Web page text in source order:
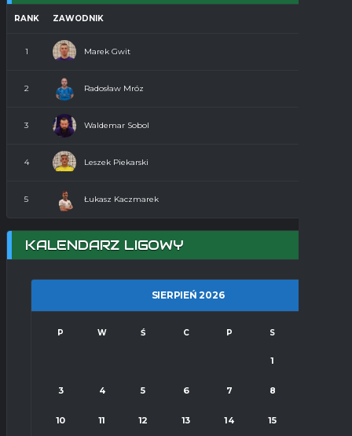
RANK ZAWODNIK
1 Marek Gwit
2 Radosław Mróz
3 Waldemar Sobol
4 Leszek Piekarski
5 Łukasz Kaczmarek
KALENDARZ LIGOWY
SIERPIEŃ 2026
P W Ś C P S
1
3 4 5 6 7 8
10 11 12 13 14 15